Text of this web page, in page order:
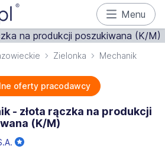
Menu
Zielonka Mechanik
oferty pracodawcy
- złota rączka na produkcji
(K/M)